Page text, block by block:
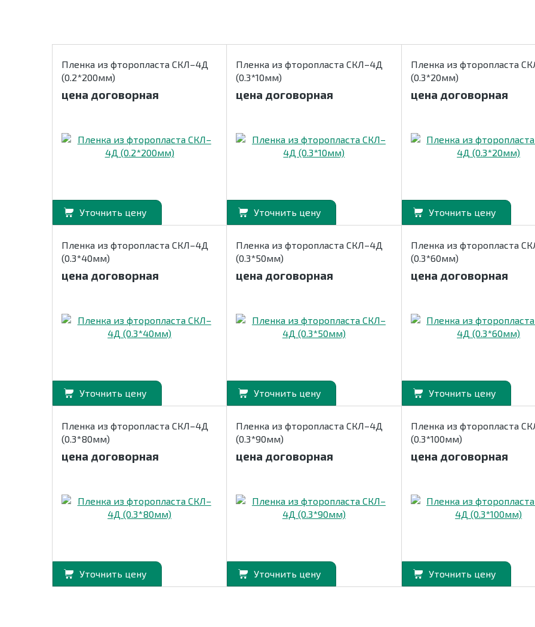
Пленка из фторопласта СКЛ–4Д
(0.2*200мм)
цена договорная
Уточнить цену
Пленка из фторопласта СКЛ–4Д
(0.3*10мм)
цена договорная
Уточнить цену
Пленка из фторопласта
(0.3*20мм)
цена договорная
Уточнить цену
Пленка из фторопласта СКЛ–4Д
(0.3*40мм)
цена договорная
Уточнить цену
Пленка из фторопласта СКЛ–4Д
(0.3*50мм)
цена договорная
Уточнить цену
Пленка из фторопласта
(0.3*60мм)
цена договорная
Уточнить цену
Пленка из фторопласта СКЛ–4Д
(0.3*80мм)
цена договорная
Уточнить цену
Пленка из фторопласта СКЛ–4Д
(0.3*90мм)
цена договорная
Уточнить цену
Пленка из фторопласта
(0.3*100мм)
цена договорная
Уточнить цену